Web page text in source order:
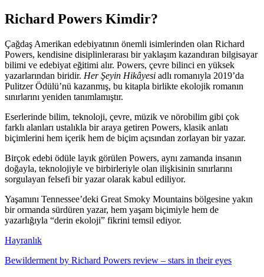
Richard Powers Kimdir?
Çağdaş Amerikan edebiyatının önemli isimlerinden olan Richard
Powers, kendisine disiplinlerarası bir yaklaşım kazandıran bilgisayar
bilimi ve edebiyat eğitimi alır. Powers, çevre bilinci en yüksek
yazarlarından biridir. Her Şeyin Hikâyesi adlı romanıyla 2019’da
Pulitzer Ödülü’nü kazanmış, bu kitapla birlikte ekolojik romanın
sınırlarını yeniden tanımlamıştır.
Eserlerinde bilim, teknoloji, çevre, müzik ve nörobilim gibi çok
farklı alanları ustalıkla bir araya getiren Powers, klasik anlatı
biçimlerini hem içerik hem de biçim açısından zorlayan bir yazar.
Birçok edebi ödüle layık görülen Powers, aynı zamanda insanın
doğayla, teknolojiyle ve birbirleriyle olan ilişkisinin sınırlarını
sorgulayan felsefi bir yazar olarak kabul ediliyor.
Yaşamını Tennessee’deki Great Smoky Mountains bölgesine yakın
bir ormanda sürdüren yazar, hem yaşam biçimiyle hem de
yazarlığıyla “derin ekoloji” fikrini temsil ediyor.
Hayranlık
Bewilderment by Richard Powers review – stars in their eyes